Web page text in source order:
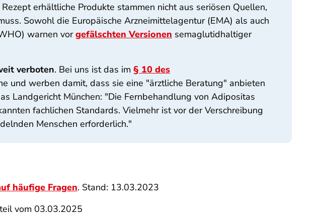
erhältliche Produkte stammen nicht aus seriösen Quellen,
Sowohl die Europäische Arzneimittelagentur (EMA) als auch
warnen vorgefälschten Versionen semaglutidhaltiger
verboten. Bei uns ist das im § 10 des
und werben damit, dass sie eine "ärztliche Beratung" anbieten
Landgericht München: "Die Fernbehandlung von Adipositas
fachlichen Standards. Vielmehr ist vor der Verschreibung
Menschen erforderlich."
häufige Fragen. Stand: 13.03.2023
vom 03.03.2025